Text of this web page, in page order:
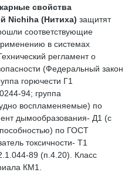
свойства
Nichiha (Нитиха) защитят
соответствующие
в системах
регламент о
(Федеральный закон
горючести Г1
94; группа
воспламеняемые) по
дымообразования- Д1 (с
по ГОСТ
токсичности- Т1
89 (п.4.20). Класс
КМ1.